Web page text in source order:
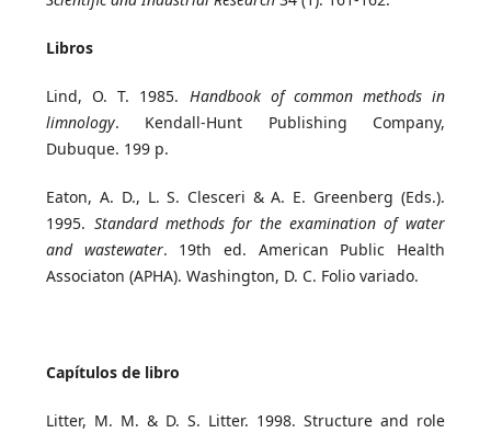
Libros
Lind, O. T. 1985. Handbook of common methods in
limnology. Kendall-Hunt Publishing Company,
Dubuque. 199 p.
Eaton, A. D., L. S. Clesceri & A. E. Greenberg (Eds.).
1995. Standard methods for the examination of water
and wastewater. 19th ed. American Public Health
Associaton (APHA). Washington, D. C. Folio variado.
Capítulos de libro
Litter, M. M. & D. S. Litter. 1998. Structure and role